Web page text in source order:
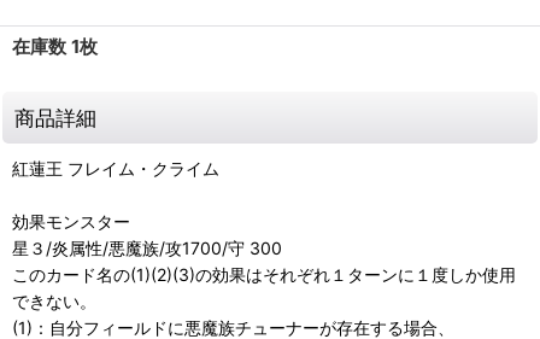
在庫数 1枚
商品詳細
紅蓮王 フレイム・クライム
効果モンスター
星３/炎属性/悪魔族/攻1700/守 300
このカード名の(1)(2)(3)の効果はそれぞれ１ターンに１度しか使用
できない。
(1)：自分フィールドに悪魔族チューナーが存在する場合、